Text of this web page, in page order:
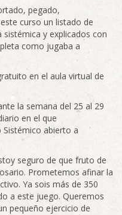
pegado,
curso un listado de
y explicados con
como jugaba a
en el aula virtual de
la semana del 25 al 29
en el que
abierto a
seguro de que fruto de
Prometemos afinar la
Ya sois más de 350
a este juego. Queremos
pequeño ejercicio de